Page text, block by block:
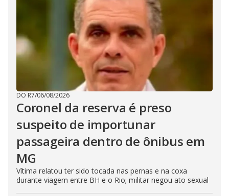
DO R7/06/08/2026
Coronel da reserva é preso
suspeito de importunar
passageira dentro de ônibus em
MG
Vítima relatou ter sido tocada nas pernas e na coxa
durante viagem entre BH e o Rio; militar negou ato sexual